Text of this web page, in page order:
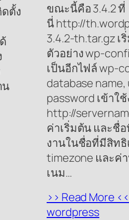
ตั้ง
น
ขณะนี้คือ 3.4.2 ที่
นี่ http://
3.4.2-th.tar.gz
ตัวอย่าง wp-
เป็นอีกไฟล์ wp-
database
password เข้าใ
http://
ค่าเริ่มต้น และชื่อ
งานในชื่อที่มีสิทธิ
timezone และค่
เนม…
>> Read More <<
wordpress